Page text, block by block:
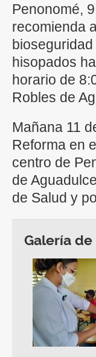
Penonomé,
recomienda
hisopados
horario de
Robles de
Mañana 11
Reforma en
centro de
de
de Salud y
Galería